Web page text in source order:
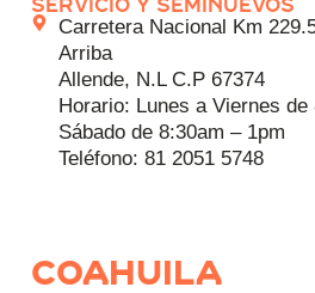
Servicio y Seminuevos
Carretera Nacional Km
Arriba
Allende, N.L C.P 67374
Horario: Lunes a Viernes de
Sábado de 8:30am – 1pm
Teléfono: 81 2051 5748
Coahuila